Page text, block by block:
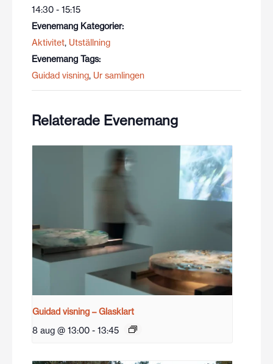
14:30 - 15:15
Evenemang Kategorier:
Aktivitet, Utställning
Evenemang Tags:
Guidad visning, Ur samlingen
Relaterade Evenemang
Guidad visning – Glasklart
8 aug @ 13:00 - 13:45